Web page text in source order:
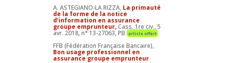
A. ASTEGIANO-LA RIZZA, La primauté
de la forme de la notice
d’information en assurance
groupe emprunteur,Cass. 1re civ., 5
avr. 2018, n° 13-27063, PB article offert
FFB (Fédération Française Bancaire),
Bon usage professionnel en
assurance groupe emprunteur